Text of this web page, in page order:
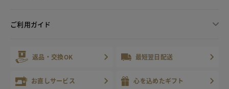
ご利用ガイド
返品・交換OK 最短翌日配送
お直しサービス 心を込めたギフト